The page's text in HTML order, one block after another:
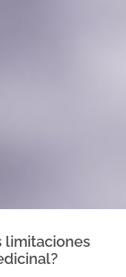
limitaciones